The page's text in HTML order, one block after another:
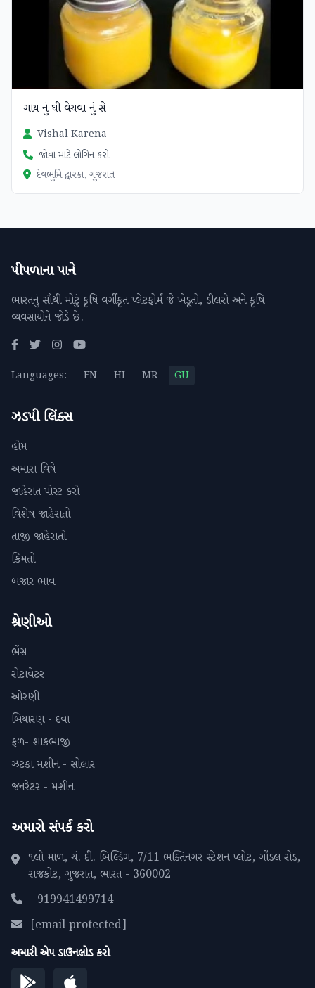
ગાય નું ઘી વેચવા નું સે
Vishal Karena
જોવા માટે લોગિન કરો
દેવભુમિ દ્વારકા, ગુજરાત
પીપળાના પાને
ભારતનું સૌથી મોટું કૃષિ વર્ગીકૃત પ્લેટફોર્મ જે ખેડૂતો, ડીલરો અને કૃષિ
વ્યવસાયોને જોડે છે.
Languages: EN HI MR GU
ઝડપી લિંક્સ
હોમ
અમારા વિષે
જાહેરાત પોસ્ટ કરો
વિશેષ જાહેરાતો
તાજી જાહેરાતો
કિંમતો
બજાર ભાવ
શ્રેણીઓ
ભેંસ
રોટાવેટર
ઓરણી
બિયારણ - દવા
ફળ- શાકભાજી
ઝટકા મશીન - સોલાર
જનરેટર - મશીન
અમારો સંપર્ક કરો
૧લો માળ, ચં. દી. બિલ્ડિંગ, 7/11 ભક્તિનગર સ્ટેશન પ્લોટ, ગોંડલ રોડ,
રાજકોટ, ગુજરાત, ભારત - 360002
+919941499714
[email protected]
અમારી એપ ડાઉનલોડ કરો